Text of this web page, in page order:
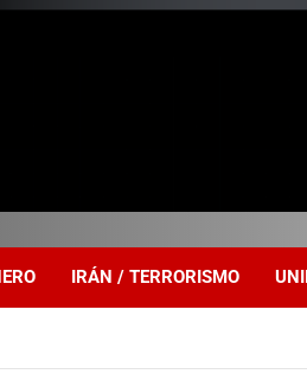
IRÁN / TERRORISMO